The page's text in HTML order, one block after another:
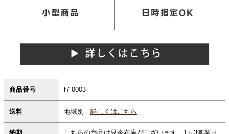
商品番号 f7-0003
送料 地域別 詳しくはこちら